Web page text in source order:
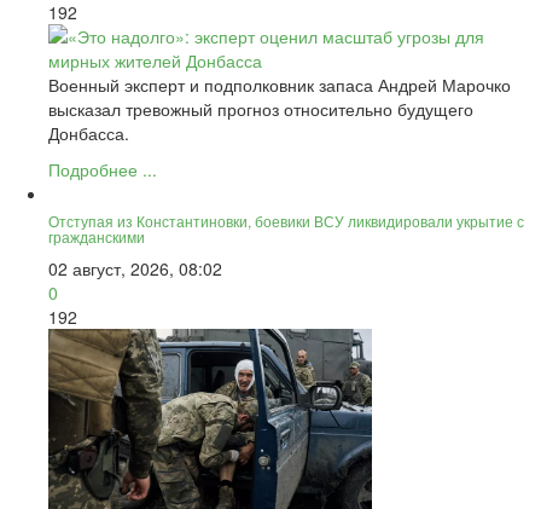
192
Военный эксперт и подполковник запаса Андрей Марочко
высказал тревожный прогноз относительно будущего
Донбасса.
Подробнее ...
Отступая из Константиновки, боевики ВСУ ликвидировали укрытие с
гражданскими
02 август, 2026, 08:02
0
192